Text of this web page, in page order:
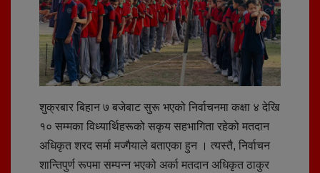
शुक्रबार बिहान ७ बजेबाट सुरू भएको निर्वाचनमा कक्षा ४ देखि
१० सम्मका विध्यार्थिहरूको सकृय सहभागिता रहेको मतदान
अधिकृत शरद सर्मा मज्गैयाले बताएका हुन । त्यस्तै, निर्वाचन
शान्तिपुर्ण रूपमा सम्पन्न भएको अर्का मतदान अधिकृत ठाकुर